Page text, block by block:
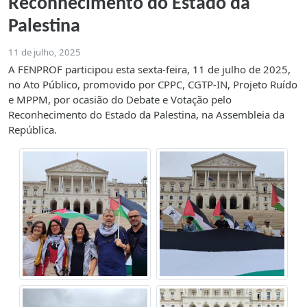
Reconhecimento do Estado da
Palestina
11 de julho, 2025
A FENPROF participou esta sexta-feira, 11 de julho de 2025,
no Ato Público, promovido por CPPC, CGTP-IN, Projeto Ruído
e MPPM, por ocasião do Debate e Votação pelo
Reconhecimento do Estado da Palestina, na Assembleia da
República.